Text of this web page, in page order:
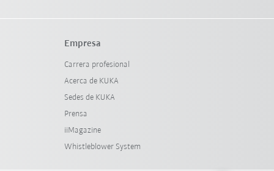
Empresa
Carrera profesional
Acerca de KUKA
Sedes de KUKA
Prensa
iiMagazine
Whistleblower System